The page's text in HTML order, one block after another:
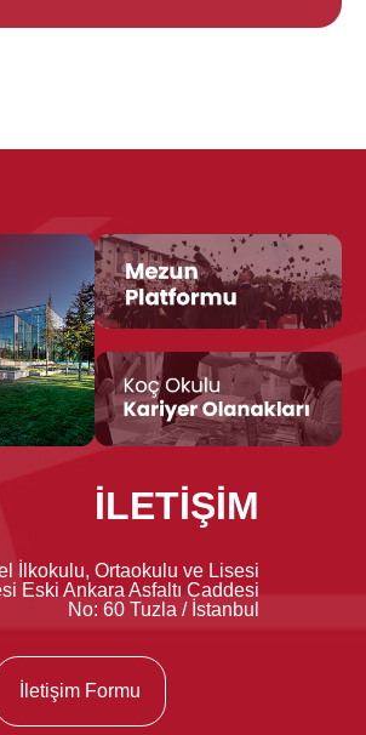
İLETİŞİM
İlkokulu, Ortaokulu ve Lisesi
Eski Ankara Asfaltı Caddesi
No: 60 Tuzla / İstanbul
İletişim Formu